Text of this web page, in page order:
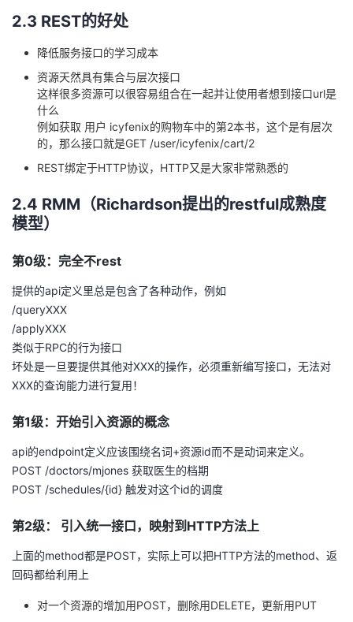
2.3 REST的好处
降低服务接口的学习成本
资源天然具有集合与层次接口
这样很多资源可以很容易组合在一起并让使用者想到接口url是
什么
例如获取 用户 icyfenix的购物车中的第2本书，这个是有层次
的，那么接口就是GET /user/icyfenix/cart/2
REST绑定于HTTP协议，HTTP又是大家非常熟悉的
2.4 RMM（Richardson提出的restful成熟度
模型）
第0级：完全不rest
提供的api定义里总是包含了各种动作，例如
/queryXXX
/applyXXX
类似于RPC的行为接口
坏处是一旦要提供其他对XXX的操作，必须重新编写接口，无法对
XXX的查询能力进行复用！
第1级：开始引入资源的概念
api的endpoint定义应该围绕名词+资源id而不是动词来定义。
POST /doctors/mjones 获取医生的档期
POST /schedules/{id} 触发对这个id的调度
第2级： 引入统一接口，映射到HTTP方法上
上面的method都是POST，实际上可以把HTTP方法的method、返
回码都给利用上
对一个资源的增加用POST，删除用DELETE，更新用PUT